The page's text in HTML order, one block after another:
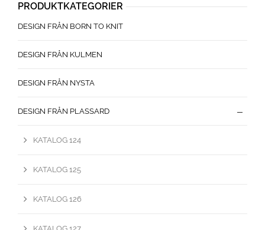
PRODUKTKATEGORIER
DESIGN FRÅN BORN TO KNIT
DESIGN FRÅN KULMEN
DESIGN FRÅN NYSTA
DESIGN FRÅN PLASSARD
KATALOG 124
KATALOG 125
KATALOG 126